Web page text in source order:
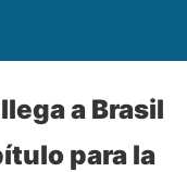
a Brasil
para la